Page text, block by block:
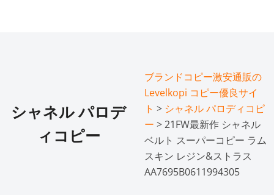
シャネル パロデ
ィコピー
ブランドコピー激安通販の
Levelkopi コピー優良サイ
ト > シャネル パロディコピ
ー > 21FW最新作 シャネル
ベルト スーパーコピー ラム
スキン レジン&ストラス
AA7695B0611994305